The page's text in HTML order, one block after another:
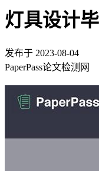
灯具设计
发布于 2023-08-04
PaperPass论文检测网